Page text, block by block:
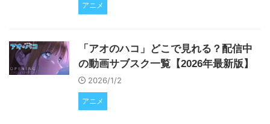
アニメ
「アオのハコ」どこで見れる？配信中
の動画サブスク一覧【2026年最新版】
2026/1/2
アニメ